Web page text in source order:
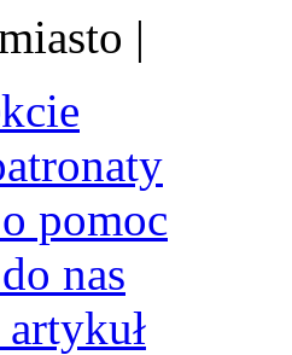
|
pomoc
nas